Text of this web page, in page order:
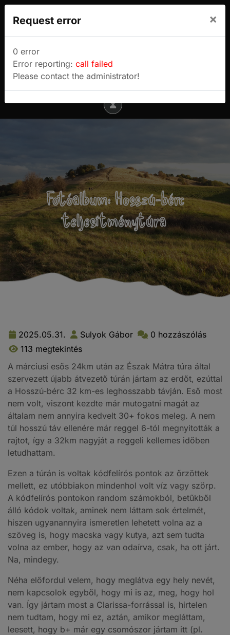
Sulyok Gábor túrablogja
Menu
Fotóalbum: Hosszú-bérc
teljesítménytúra
2025.05.31. Sulyok Gábor
0 hozzászólás
113 megtekintés
A márciusi esős 24km után az Észak Mátra túra által
szervezett újabb átvezető túrán jártam az erdőt, ezúttal
a Hosszú-bérc 32 km-es leghosszabb távján. Eső most
nem volt, viszont kezdte már mutogatni magát az
általam nem annyira kedvelt 30+ fokos meleg. A nem
túl hosszú táv ellenére már reggel 6-tól megnyitották a
rajtot, így a 32km nagyját a reggeli kellemes időben
letudhattam.
Ezen a túrán is voltak kódfelírós pontok az őrzöttek
mellett, ez utóbbiakon mindenhol volt víz vagy szörp.
A kódfelírós pontokon random számokból, betűkből
álló kódok voltak, aminek nem láttam sok értelmét,
hiszen ugyanannyira ismeretlen lehetett volna az a
szöveg is, hogy macska vagy kutya, azt sem tudta
volna az ember, hogy az van odaírva, csak, ha ott járt.
Na, mindegy.
Néha előfordul velem, hogy meglátva egy hely nevét,
nem kapcsolok egyből, hogy mi is az, meg, hogy hol
van. Így jártam most a Clarissa-forrással is, hirtelen
nem tudtam, hogy mi ez, aztán, amikor megláttam,
leesett, hogy b+ már egy csomószor jártam itt (pl.
Request error ×
0 error
Error reporting: call failed
Please contact the administrator!